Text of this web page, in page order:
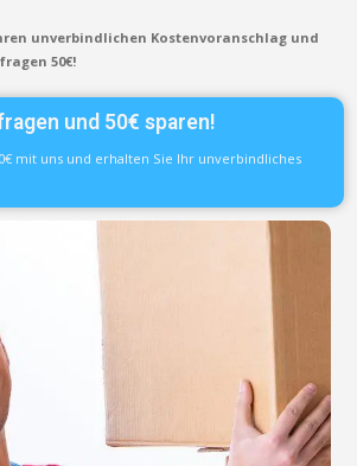
unverbindlichen Kostenvoranschlag und
50€!
und 50€ sparen!
mit uns und erhalten Sie Ihr unverbindliches